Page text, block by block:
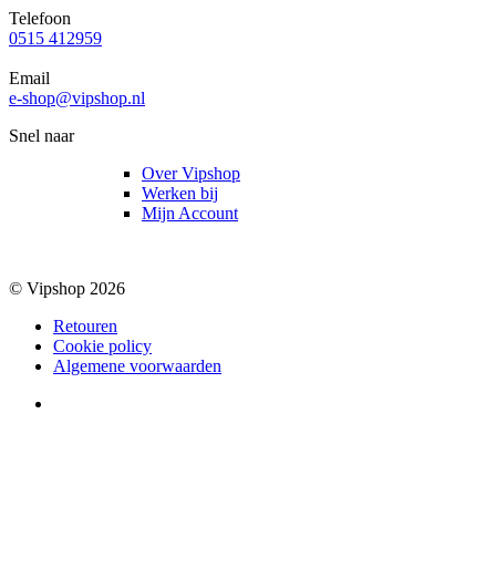
Telefoon
0515 412959
Email
e-shop@vipshop.nl
Snel naar
Over Vipshop
Werken bij
Mijn Account
© Vipshop 2026
Retouren
Cookie policy
Algemene voorwaarden